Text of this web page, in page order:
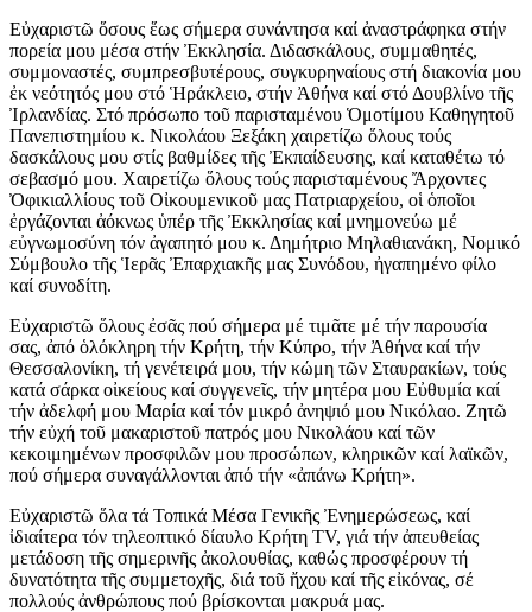
Εὐχαριστῶ ὅσους ἕως σήμερα συνάντησα καί ἀναστράφηκα στήν
πορεία μου μέσα στήν Ἐκκλησία. Διδασκάλους, συμμαθητές,
συμμοναστές, συμπρεσβυτέρους, συγκυρηναίους στή διακονία μου
ἐκ νεότητός μου στό Ἡράκλειο, στήν Ἀθήνα καί στό Δουβλίνο τῆς
Ἰρλανδίας. Στό πρόσωπο τοῦ παρισταμένου Ὁμοτίμου Καθηγητοῦ
Πανεπιστημίου κ. Νικολάου Ξεξάκη χαιρετίζω ὅλους τούς
δασκάλους μου στίς βαθμίδες τῆς Ἐκπαίδευσης, καί καταθέτω τό
σεβασμό μου. Χαιρετίζω ὅλους τούς παρισταμένους Ἄρχοντες
Ὀφικιαλλίους τοῦ Οἰκουμενικοῦ μας Πατριαρχείου, οἱ ὁποῖοι
ἐργάζονται ἀόκνως ὑπέρ τῆς Ἐκκλησίας καί μνημονεύω μέ
εὐγνωμοσύνη τόν ἀγαπητό μου κ. Δημήτριο Μηλαθιανάκη, Νομικό
Σύμβουλο τῆς Ἱερᾶς Ἐπαρχιακῆς μας Συνόδου, ἠγαπημένο φίλο
καί συνοδίτη.
Εὐχαριστῶ ὅλους ἐσᾶς πού σήμερα μέ τιμᾶτε μέ τήν παρουσία
σας, ἀπό ὁλόκληρη τήν Κρήτη, τήν Κύπρο, τήν Ἀθήνα καί τήν
Θεσσαλονίκη, τή γενέτειρά μου, τήν κώμη τῶν Σταυρακίων, τούς
κατά σάρκα οἰκείους καί συγγενεῖς, τήν μητέρα μου Εὐθυμία καί
τήν ἀδελφή μου Μαρία καί τόν μικρό ἀνηψιό μου Νικόλαο. Ζητῶ
τήν εὐχή τοῦ μακαριστοῦ πατρός μου Νικολάου καί τῶν
κεκοιμημένων προσφιλῶν μου προσώπων, κληρικῶν καί λαϊκῶν,
πού σήμερα συναγάλλονται ἀπό τήν «ἀπάνω Κρήτη».
Εὐχαριστῶ ὅλα τά Τοπικά Μέσα Γενικῆς Ἐνημερώσεως, καί
ἰδιαίτερα τόν τηλεοπτικό δίαυλο Κρήτη TV, γιά τήν ἀπευθείας
μετάδοση τῆς σημερινῆς ἀκολουθίας, καθώς προσφέρουν τή
δυνατότητα τῆς συμμετοχῆς, διά τοῦ ἤχου καί τῆς εἰκόνας, σέ
πολλούς ἀνθρώπους πού βρίσκονται μακρυά μας.